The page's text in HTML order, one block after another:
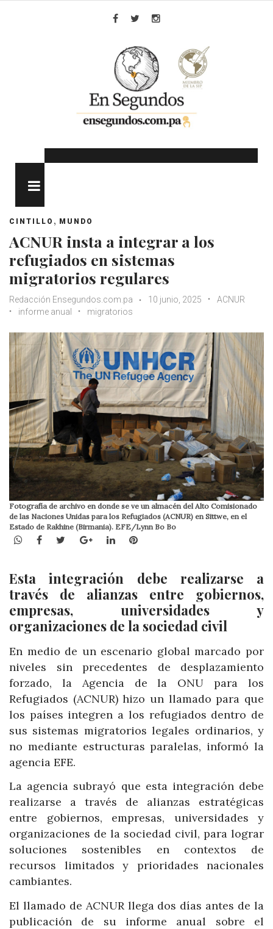
CINTILLO , MUNDO
ACNUR insta a integrar a los
refugiados en sistemas
migratorios regulares
Redacción Ensegundos.com.pa 10 junio, 2025
ACNUR
informe anual
migratorios
Fotografía de archivo en donde se ve un almacén del Alto Comisionado
de las Naciones Unidas para los Refugiados (ACNUR) en Sittwe, en el
Estado de Rakhine (Birmania). EFE/Lynn Bo Bo
WhatsApp
Facebook
TwitterGoogle+LinkedInPinterest
Esta integración debe realizarse a
través de alianzas entre gobiernos,
empresas, universidades y
organizaciones de la sociedad civil
En medio de un escenario global marcado por
niveles sin precedentes de desplazamiento
forzado, la Agencia de la ONU para los
Refugiados (ACNUR) hizo un llamado para que
los países integren a los refugiados dentro de
sus sistemas migratorios legales ordinarios, y
no mediante estructuras paralelas, informó la
agencia EFE.
La agencia subrayó que esta integración debe
realizarse a través de alianzas estratégicas
entre gobiernos, empresas, universidades y
organizaciones de la sociedad civil, para lograr
soluciones sostenibles en contextos de
recursos limitados y prioridades nacionales
cambiantes.
El llamado de ACNUR llega dos días antes de la
publicación de su informe anual sobre el